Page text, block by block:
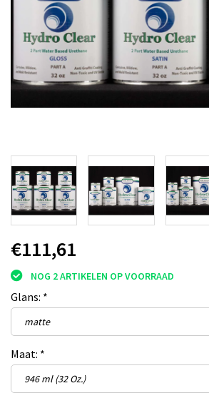
€111,61
NOG 2 ARTIKELEN OP VOORRAAD
Glans: *
Maat: *